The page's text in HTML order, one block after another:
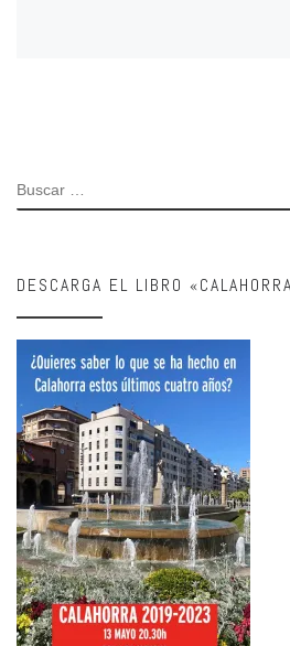
BUSCAR
DESCARGA EL LIBRO